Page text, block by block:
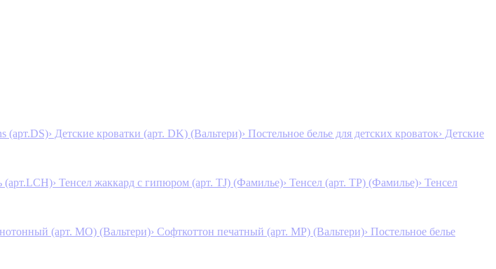
(арт.DS)› Детские кроватки (арт. DK) (Вальтери)› Постельное белье для детских кроваток› Детские
(арт.LCH)› Тенсел жаккард с гипюром (арт. TJ) (Фамилье)› Тенсел (арт. ТР) (Фамилье)› Тенсел
(арт. MO) (Вальтери)› Софткоттон печатный (арт. MР) (Вальтери)› Постельное белье